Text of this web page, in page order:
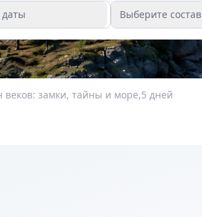
Выберите состав
веков: замки, тайны и море,5 дней